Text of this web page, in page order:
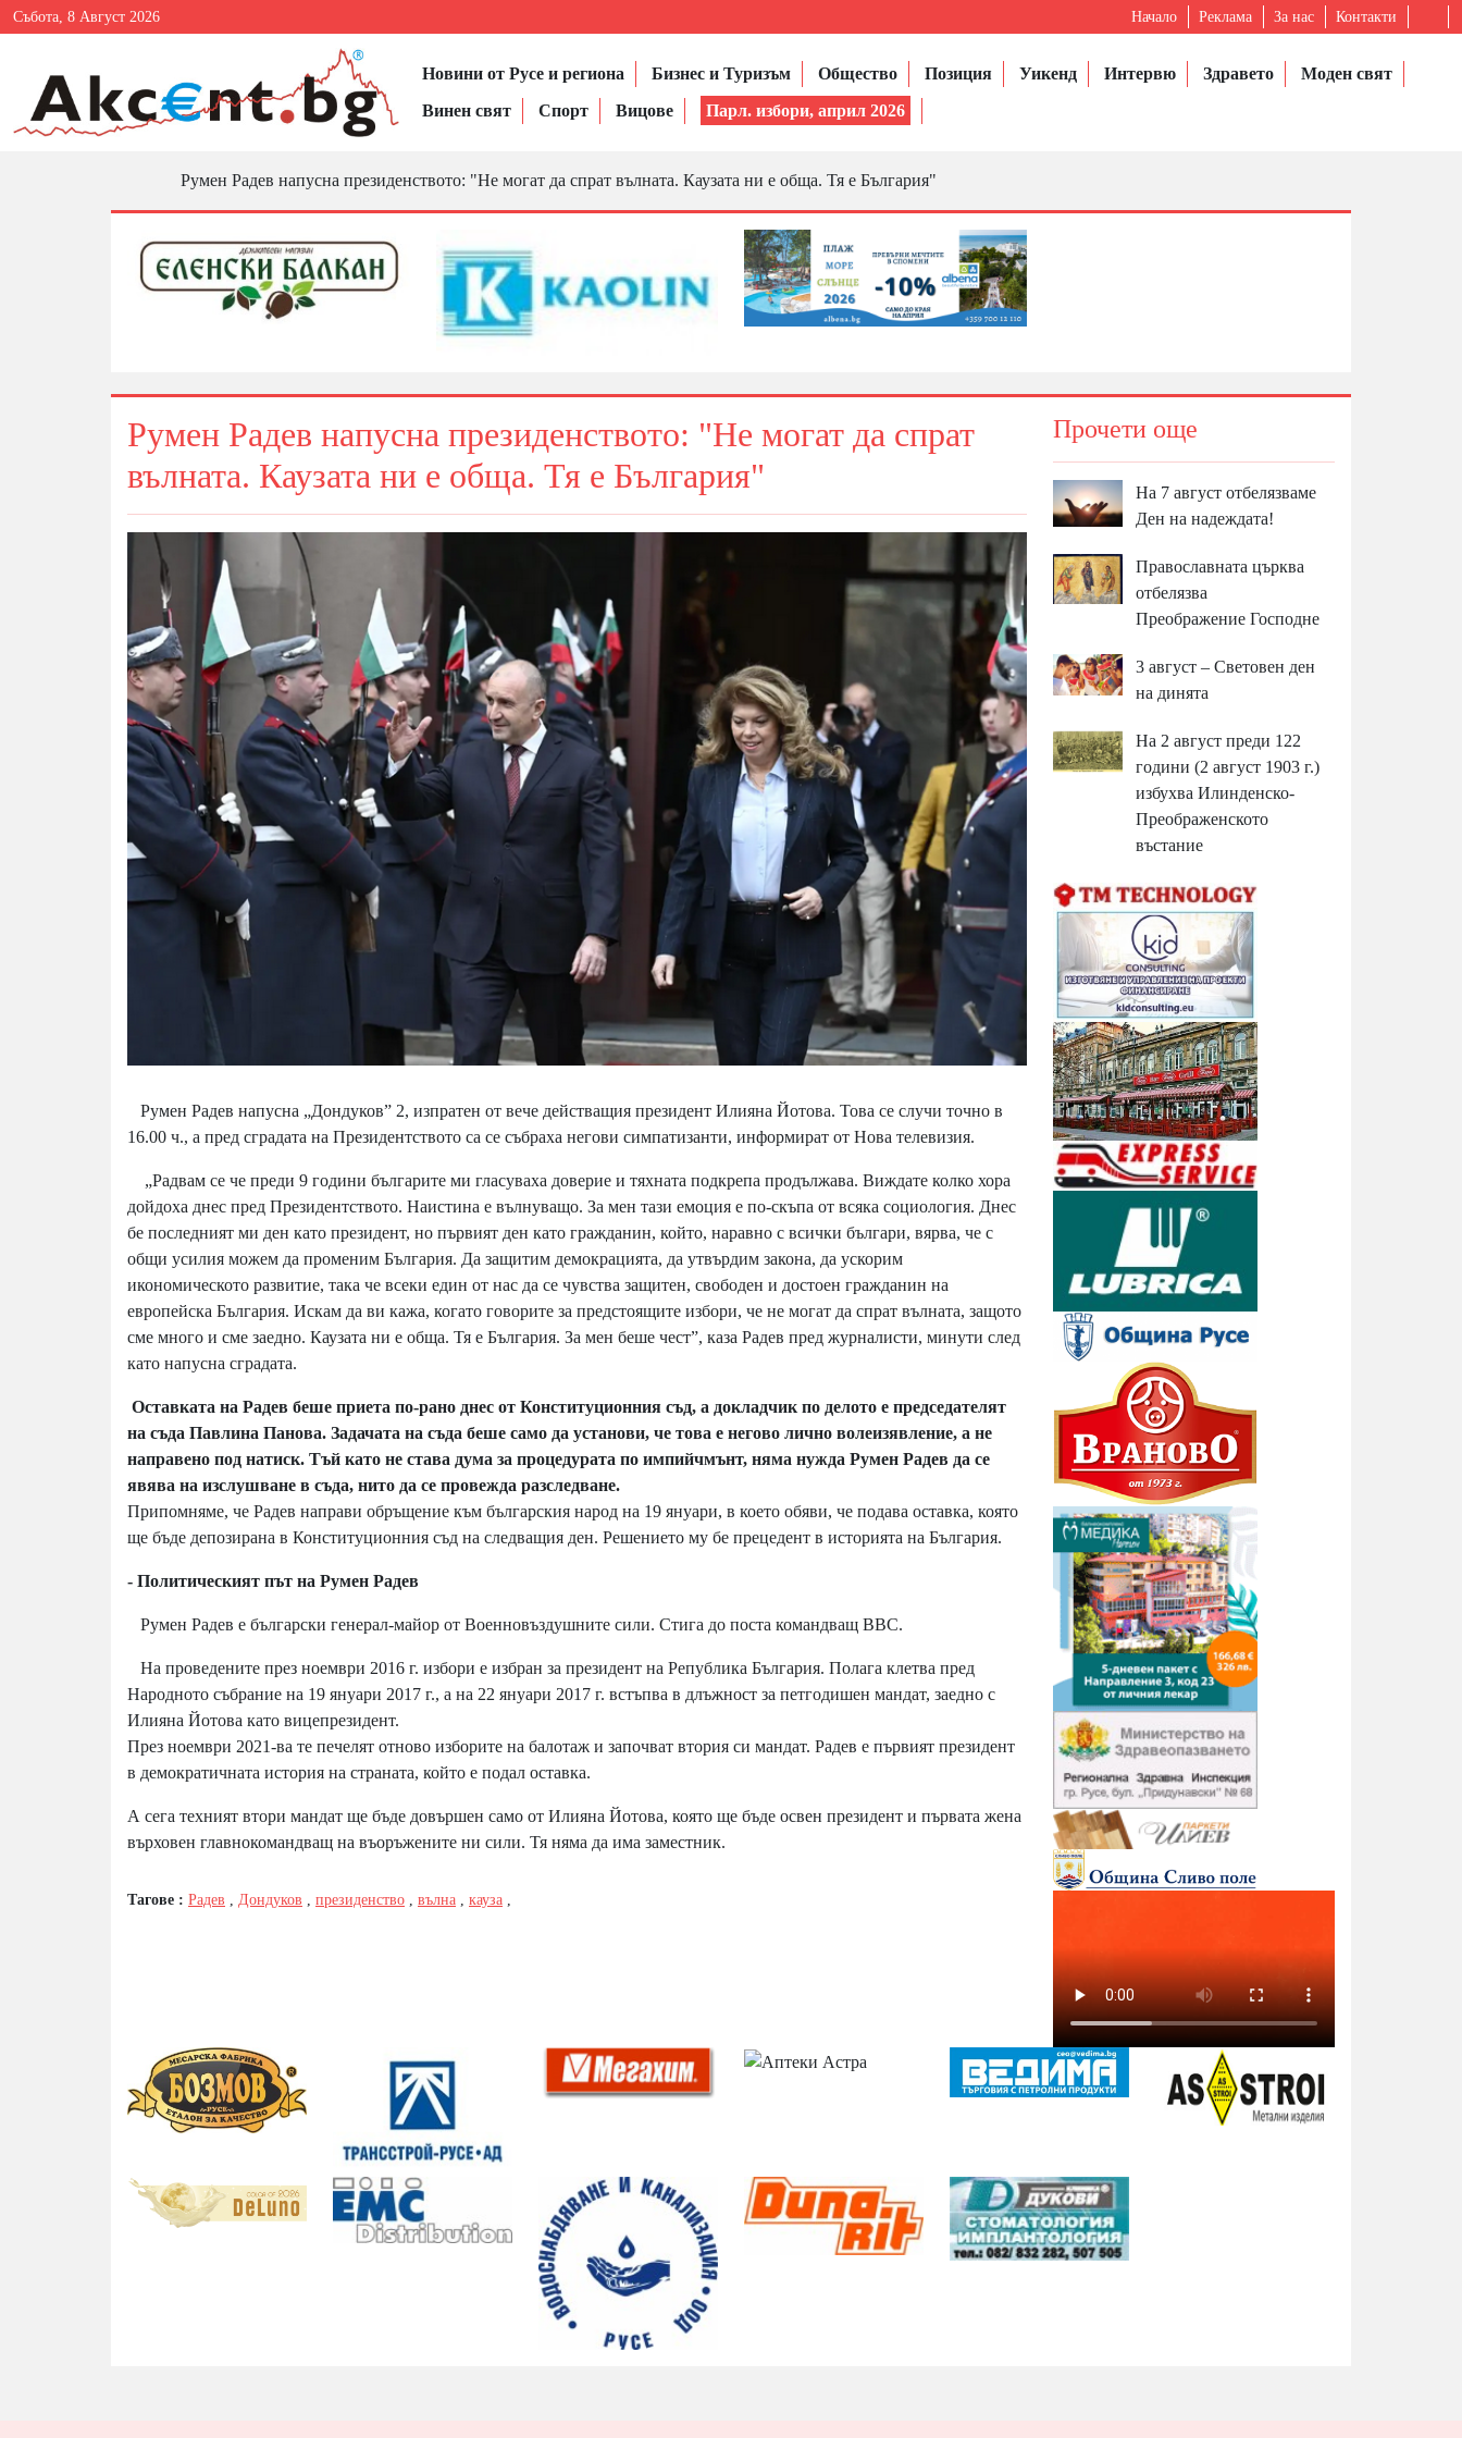
Събота, 8 Август 2026 Начало Реклама За нас Контакти
Новини от Русе и региона Бизнес и Туризъм Общество Позиция Уикенд Интервю Здравето
Моден свят
Винен свят
Спорт Вицове Парл. избори, април 2026
Румен Радев напусна президенството: "Не могат да спрат вълната. Каузата ни е обща. Тя е България"
Румен Радев напусна президенството: "Не могат да спрат
вълната. Каузата ни е обща. Тя е България"
Румен Радев напусна „Дондуков” 2, изпратен от вече действащия президент Илияна Йотова. Това се случи точно в
16.00 ч., а пред сградата на Президентството са се събраха негови симпатизанти, информират от Нова телевизия.
„Радвам се че преди 9 години българите ми гласуваха доверие и тяхната подкрепа продължава. Виждате колко хора
дойдоха днес пред Президентството. Наистина е вълнуващо. За мен тази емоция е по-скъпа от всяка социология. Днес
бе последният ми ден като президент, но първият ден като гражданин, който, наравно с всички българи, вярва, че с
общи усилия можем да променим България. Да защитим демокрацията, да утвърдим закона, да ускорим
икономическото развитие, така че всеки един от нас да се чувства защитен, свободен и достоен гражданин на
европейска България. Искам да ви кажа, когато говорите за предстоящите избори, че не могат да спрат вълната, защото
сме много и сме заедно. Каузата ни е обща. Тя е България. За мен беше чест”, каза Радев пред журналисти, минути след
като напусна сградата.
Оставката на Радев беше приета по-рано днес от Конституционния съд, а докладчик по делото е председателят
на съда Павлина Панова. Задачата на съда беше само да установи, че това е негово лично волеизявление, а не
направено под натиск. Тъй като не става дума за процедурата по импийчмънт, няма нужда Румен Радев да се
явява на изслушване в съда, нито да се провежда разследване.
Припомняме, че Радев направи обръщение към българския народ на 19 януари, в което обяви, че подава оставка, която
ще бъде депозирана в Конституционния съд на следващия ден. Решението му бе прецедент в историята на България.
- Политическият път на Румен Радев
Румен Радев е български генерал-майор от Военновъздушните сили. Стига до поста командващ ВВС.
На проведените през ноември 2016 г. избори е избран за президент на Република България. Полага клетва пред
Народното събрание на 19 януари 2017 г., а на 22 януари 2017 г. встъпва в длъжност за петгодишен мандат, заедно с
Илияна Йотова като вицепрезидент.
През ноември 2021-ва те печелят отново изборите на балотаж и започват втория си мандат. Радев е първият президент
в демократичната история на страната, който е подал оставка.
А сега техният втори мандат ще бъде довършен само от Илияна Йотова, която ще бъде освен президент и първата жена
върховен главнокомандващ на въоръжените ни сили. Тя няма да има заместник.
Тагове : Радев Дондуков президенство вълна кауза
Прочети още
На 7 август отбелязваме
Ден на надеждата!
Православната църква
отбелязва
Преображение Господне
3 август – Световен ден
на динята
На 2 август преди 122
години (2 август 1903 г.)
избухва Илинденско-
Преображенското
въстание